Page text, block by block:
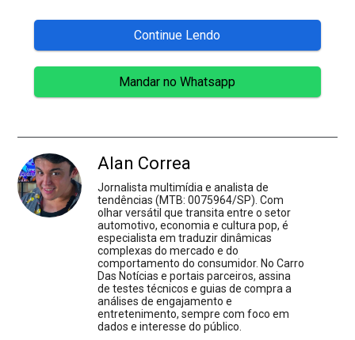
Continue Lendo
Mandar no Whatsapp
Alan Correa
Jornalista multimídia e analista de
tendências (MTB: 0075964/SP). Com
olhar versátil que transita entre o setor
automotivo, economia e cultura pop, é
especialista em traduzir dinâmicas
complexas do mercado e do
comportamento do consumidor. No Carro
Das Notícias e portais parceiros, assina
de testes técnicos e guias de compra a
análises de engajamento e
entretenimento, sempre com foco em
dados e interesse do público.